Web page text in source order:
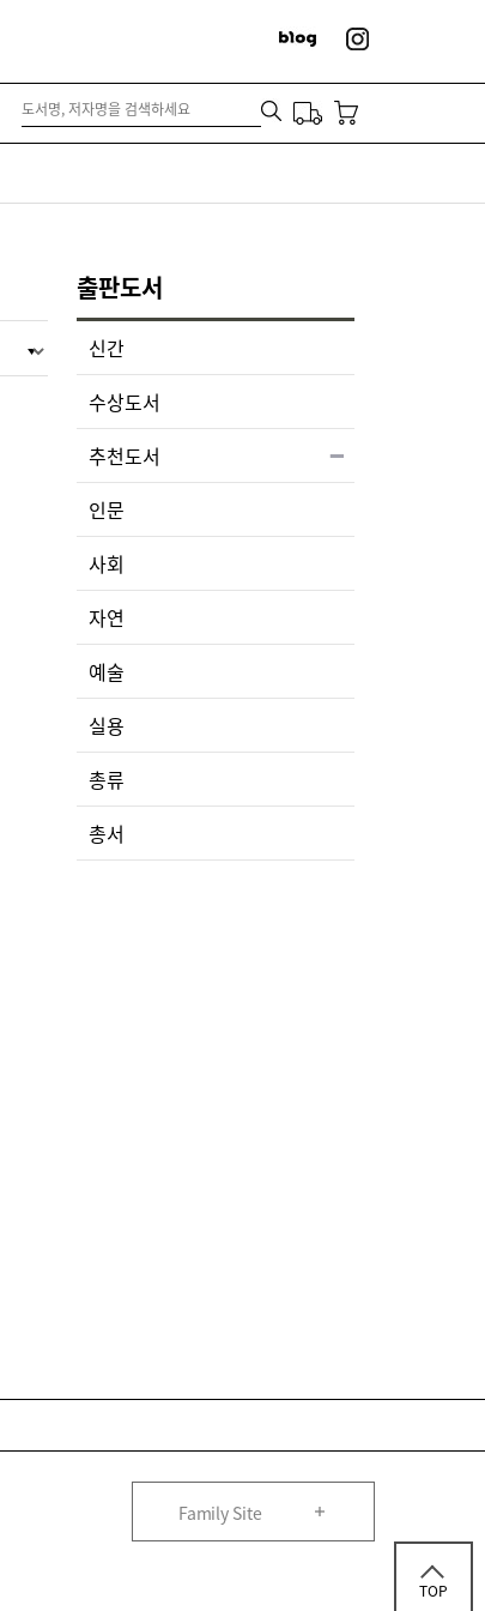
출판도서
신간
수상도서
추천도서
인문
사회
자연
예술
실용
총류
총서
Family Site
TOP